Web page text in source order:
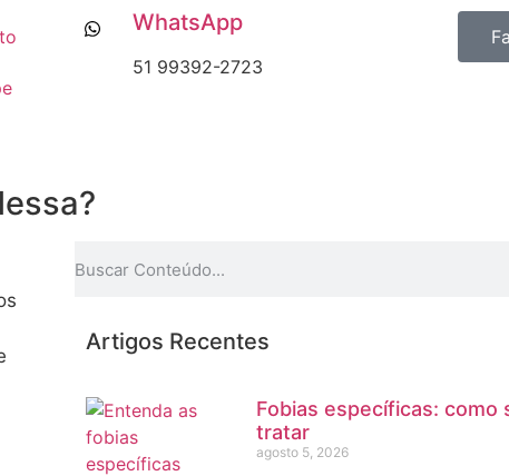
WhatsApp
51 99392-2723
Artigos Recentes
Fobias específicas: como
tratar
agosto 5, 2026